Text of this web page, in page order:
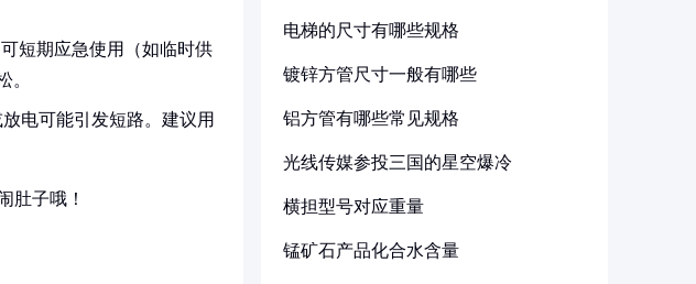
短期应急使用（如临时供
。
电可能引发短路。建议用
肚子哦！
电梯的尺寸有哪些规格
镀锌方管尺寸一般有哪些
铝方管有哪些常见规格
光线传媒参投三国的星空爆冷
横担型号对应重量
锰矿石产品化合水含量